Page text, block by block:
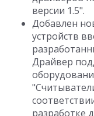
версии 1.5".
Добавлен
устройств
Драйвер
разработке